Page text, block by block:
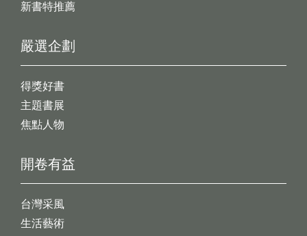
新書特推薦
開卷有益
台灣采風
生活藝術
嚴選企劃
得獎好書
主題書展
焦點人物